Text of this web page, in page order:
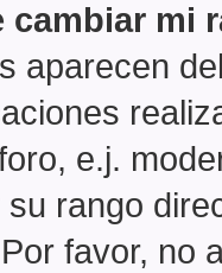
cambiar mi
aparecen
e.j.
rango
favor, no